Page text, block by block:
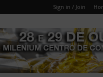
Sign in / Join